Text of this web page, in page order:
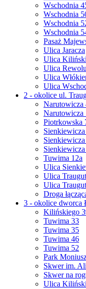
Wschodnia
Wschodnia
Wschodnia
Wschodnia
Pasaż
Ulica Jaracza
Ulica
Ulica
Ulica
Ulica
2 - okolice ul.
Narutowicza
Narutowicza
Piotrkowska
Tuwima 12a
Ulica
Ulica
Ulica
Droga
3 - okolice dworca
Kilińskiego
Tuwima 33
Tuwima 35
Tuwima 46
Tuwima 52
Park
Skwer im.
Skwer na
Ulica